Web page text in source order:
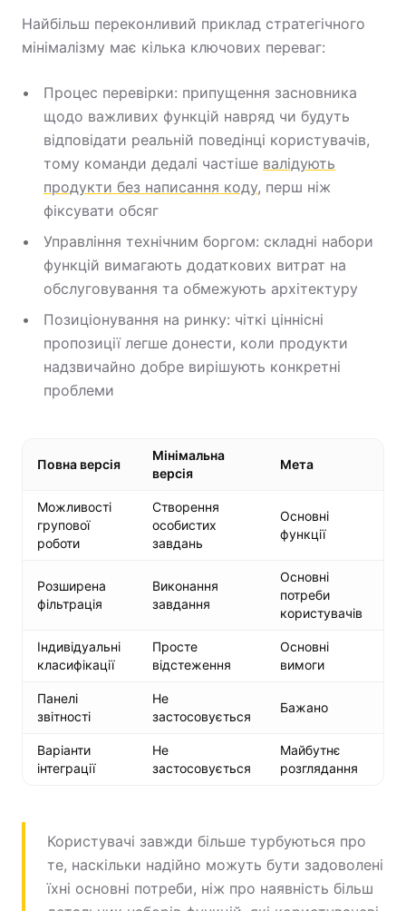
Найбільш переконливий приклад стратегічного
мінімалізму має кілька ключових переваг:
Процес перевірки: припущення засновника
щодо важливих функцій навряд чи будуть
відповідати реальній поведінці користувачів,
тому команди дедалі частіше валідують
продукти без написання коду, перш ніж
фіксувати обсяг
Управління технічним боргом: складні набори
функцій вимагають додаткових витрат на
обслуговування та обмежують архітектуру
Позиціонування на ринку: чіткі ціннісні
пропозиції легше донести, коли продукти
надзвичайно добре вирішують конкретні
проблеми
Повна версія
Мінімальна
версія
Мета
Можливості
групової
роботи
Створення
особистих
завдань
Основні
функції
Розширена
фільтрація
Виконання
завдання
Основні
потреби
користувачів
Індивідуальні
класифікації
Просте
відстеження
Основні
вимоги
Панелі
звітності
Не
застосовується
Бажано
Варіанти
інтеграції
Не
застосовується
Майбутнє
розглядання
Користувачі завжди більше турбуються про
те, наскільки надійно можуть бути задоволені
їхні основні потреби, ніж про наявність більш